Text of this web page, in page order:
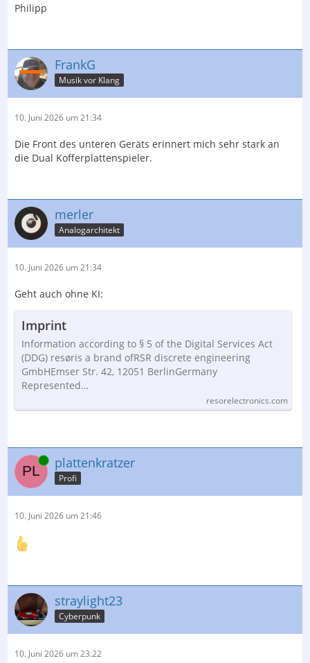
Philipp
FrankG
Musik vor Klang
10. Juni 2026 um 21:34
Die Front des unteren Geräts erinnert mich sehr stark an
die Dual Kofferplattenspieler.
merler
Analogarchitekt
10. Juni 2026 um 21:34
Geht auch ohne KI:
Imprint
Information according to § 5 of the Digital Services Act
(DDG) resøris a brand ofRSR discrete engineering
GmbHEmser Str. 42, 12051 BerlinGermany
Represented…
resorelectronics.com
Online plattenkratzer
Profi
10. Juni 2026 um 21:46
straylight23
Cyberpunk
10. Juni 2026 um 23:22